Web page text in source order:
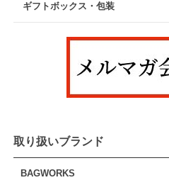
ギフトボックス・包装
取り扱いブランド
BAGWORKS